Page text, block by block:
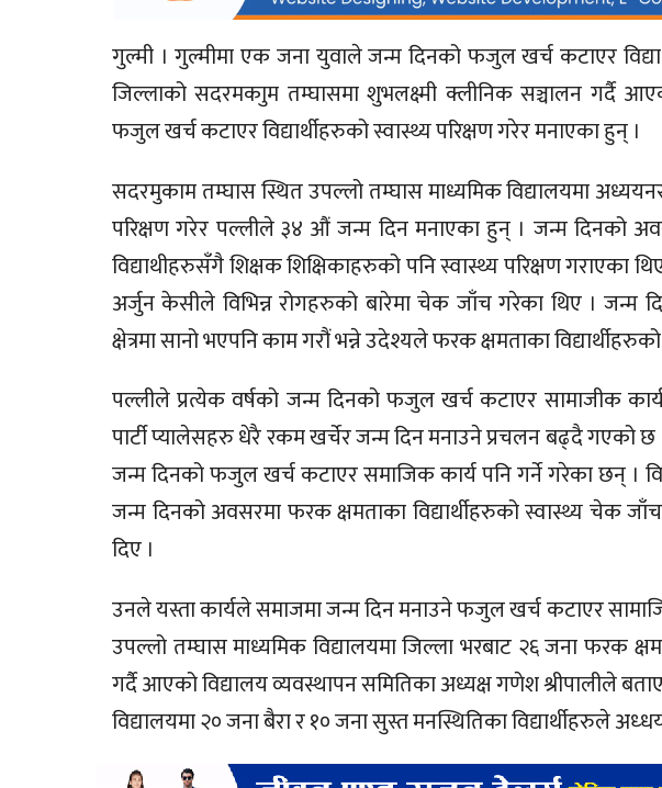
गुल्मी । गुल्मीमा एक जना युवाले जन्म दिनको फजुल खर्च कटाएर
जिल्लाको सदरमकाुम तम्घासमा शुभलक्ष्मी क्लीनिक सञ्चालन गर्दै
फजुल खर्च कटाएर विद्यार्थीहरुको स्वास्थ्य परिक्षण गरेर मनाएका हुन् ।
सदरमुकाम तम्घास स्थित उपल्लो तम्घास माध्यमिक विद्यालयमा
परिक्षण गरेर पल्लीले ३४ औं जन्म दिन मनाएका हुन् । जन्म दिनको
विद्याथीहरुसँगै शिक्षक शिक्षिकाहरुको पनि स्वास्थ्य परिक्षण गराएका
अर्जुन केसीले विभिन्न रोगहरुको बारेमा चेक जाँच गरेका थिए ।
क्षेत्रमा सानो भएपनि काम गरौं भन्ने उदेश्यले फरक क्षमताका
पल्लीले प्रत्येक वर्षको जन्म दिनको फजुल खर्च कटाएर सामाजीक
पार्टी प्यालेसहरु धेरै रकम खर्चेर जन्म दिन मनाउने प्रचलन बढ्दै गएको
जन्म दिनको फजुल खर्च कटाएर समाजिक कार्य पनि गर्ने गरेका छन् ।
जन्म दिनको अवसरमा फरक क्षमताका विद्यार्थीहरुको स्वास्थ्य चेक
दिए ।
उनले यस्ता कार्यले समाजमा जन्म दिन मनाउने फजुल खर्च कटाएर
उपल्लो तम्घास माध्यमिक विद्यालयमा जिल्ला भरबाट २६ जना फरक
गर्दै आएको विद्यालय व्यवस्थापन समितिका अध्यक्ष गणेश श्रीपालीले
विद्यालयमा २० जना बैरा र १० जना सुस्त मनस्थितिका विद्यार्थीहरुले